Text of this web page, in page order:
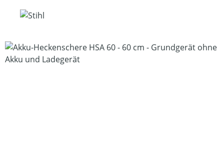
Bildergalerie überspringen